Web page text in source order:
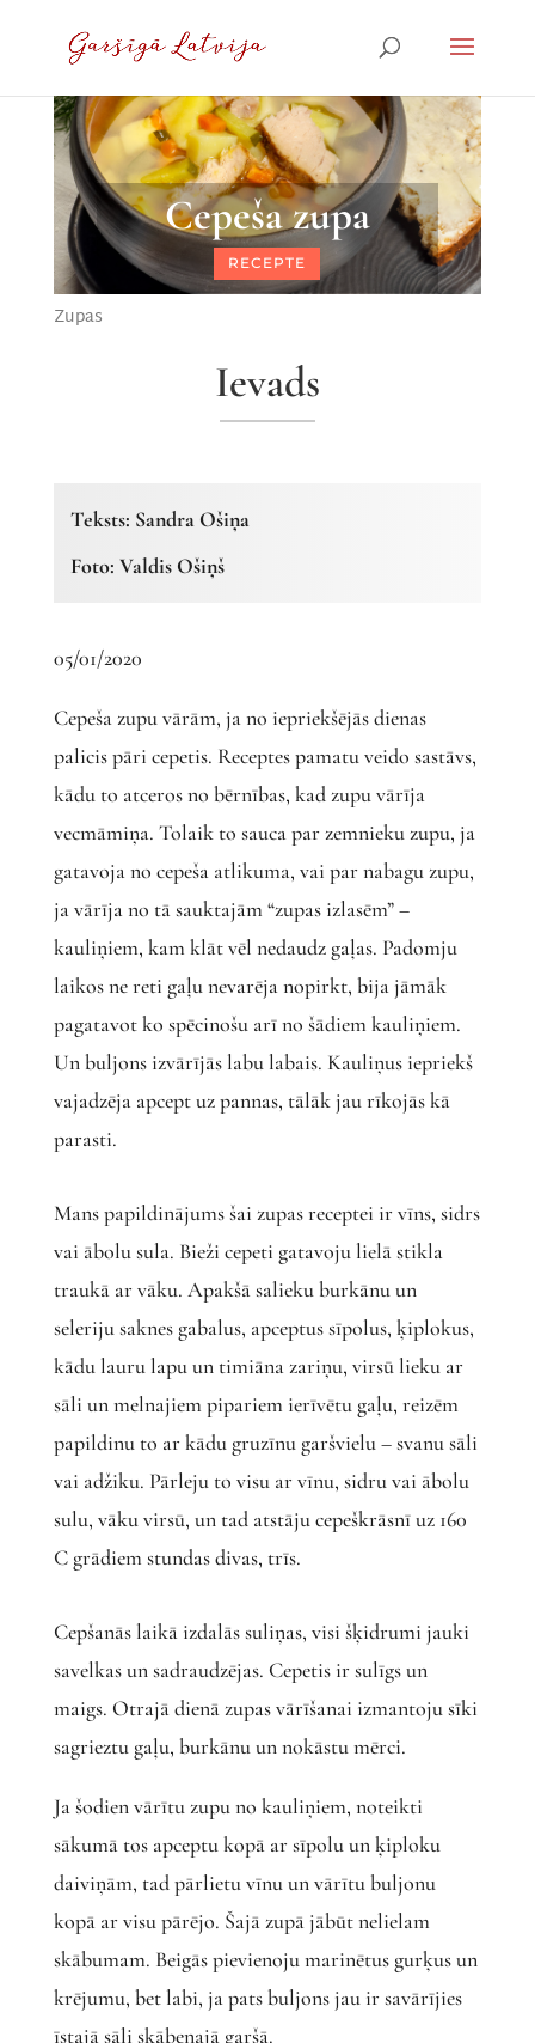
Cepeša zupa
RECEPTE
Zupas
Ievads
Teksts: Sandra Ošiņa
Foto: Valdis Ošiņš
05/01/2020
Cepeša zupu vārām, ja no iepriekšējās dienas
palicis pāri cepetis. Receptes pamatu veido sastāvs,
kādu to atceros no bērnības, kad zupu vārīja
vecmāmiņa. Tolaik to sauca par zemnieku zupu, ja
gatavoja no cepeša atlikuma, vai par nabagu zupu,
ja vārīja no tā sauktajām “zupas izlasēm” –
kauliņiem, kam klāt vēl nedaudz gaļas. Padomju
laikos ne reti gaļu nevarēja nopirkt, bija jāmāk
pagatavot ko spēcinošu arī no šādiem kauliņiem.
Un buljons izvārījās labu labais. Kauliņus iepriekš
vajadzēja apcept uz pannas, tālāk jau rīkojās kā
parasti.
Mans papildinājums šai zupas receptei ir vīns, sidrs
vai ābolu sula. Bieži cepeti gatavoju lielā stikla
traukā ar vāku. Apakšā salieku burkānu un
seleriju saknes gabalus, apceptus sīpolus, ķiplokus,
kādu lauru lapu un timiāna zariņu, virsū lieku ar
sāli un melnajiem pipariem ierīvētu gaļu, reizēm
papildinu to ar kādu gruzīnu garšvielu – svanu sāli
vai adžiku. Pārleju to visu ar vīnu, sidru vai ābolu
sulu, vāku virsū, un tad atstāju cepeškrāsnī uz 160
C grādiem stundas divas, trīs.
Cepšanās laikā izdalās suliņas, visi šķidrumi jauki
savelkas un sadraudzējas. Cepetis ir sulīgs un
maigs. Otrajā dienā zupas vārīšanai izmantoju sīki
sagrieztu gaļu, burkānu un nokāstu mērci.
Ja šodien vārītu zupu no kauliņiem, noteikti
sākumā tos apceptu kopā ar sīpolu un ķiploku
daiviņām, tad pārlietu vīnu un vārītu buljonu
kopā ar visu pārējo. Šajā zupā jābūt nelielam
skābumam. Beigās pievienoju marinētus gurķus un
krējumu, bet labi, ja pats buljons jau ir savārījies
īstajā sāļi skābenajā garšā.